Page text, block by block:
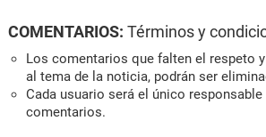
COMENTARIOS: Términos y
Los comentarios que falten el respeto
al tema de la noticia, podrán ser
Cada usuario será el único responsable
comentarios.